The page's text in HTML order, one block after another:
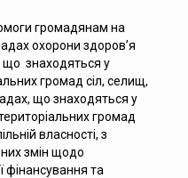
громадянам на
охорони здоров’я
що знаходяться у
громад сіл, селищ,
що знаходяться у
громад
власності, з
змін щодо
фінансування та